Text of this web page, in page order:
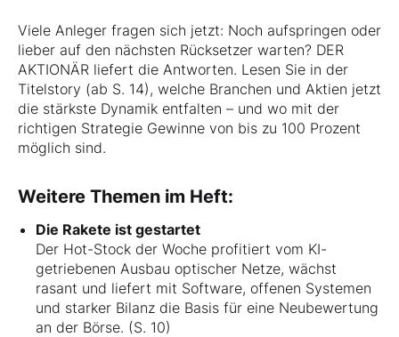
Viele Anleger fragen sich jetzt: Noch aufspringen oder
lieber auf den nächsten Rücksetzer warten? DER
AKTIONÄR liefert die Antworten. Lesen Sie in der
Titelstory (ab S. 14), welche Branchen und Aktien jetzt
die stärkste Dynamik entfalten – und wo mit der
richtigen Strategie Gewinne von bis zu 100 Prozent
möglich sind.
Weitere Themen im Heft:
Die Rakete ist gestartet
Der Hot-Stock der Woche profitiert vom KI-
getriebenen Ausbau optischer Netze, wächst
rasant und liefert mit Software, offenen Systemen
und starker Bilanz die Basis für eine Neubewertung
an der Börse. (S. 10)